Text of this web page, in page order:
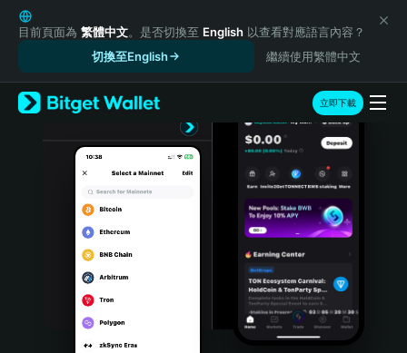
English
日本語
Русский
Español (Latinoamérica)
Türkçe
Português (Portugal)
Bahasa Indonesia
目前頁面為 繁體中文。是否切換至 English 以查看對應語言內容？
切換至English
繼續使用繁體中文
立即下載